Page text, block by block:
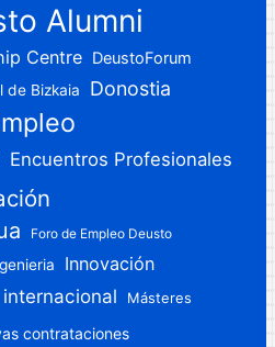
Alumni
Centre DeustoForum
de Bizkaia Donostia
Encuentros Profesionales
Foro de Empleo Deusto
Innovación
internacional Másteres
contrataciones